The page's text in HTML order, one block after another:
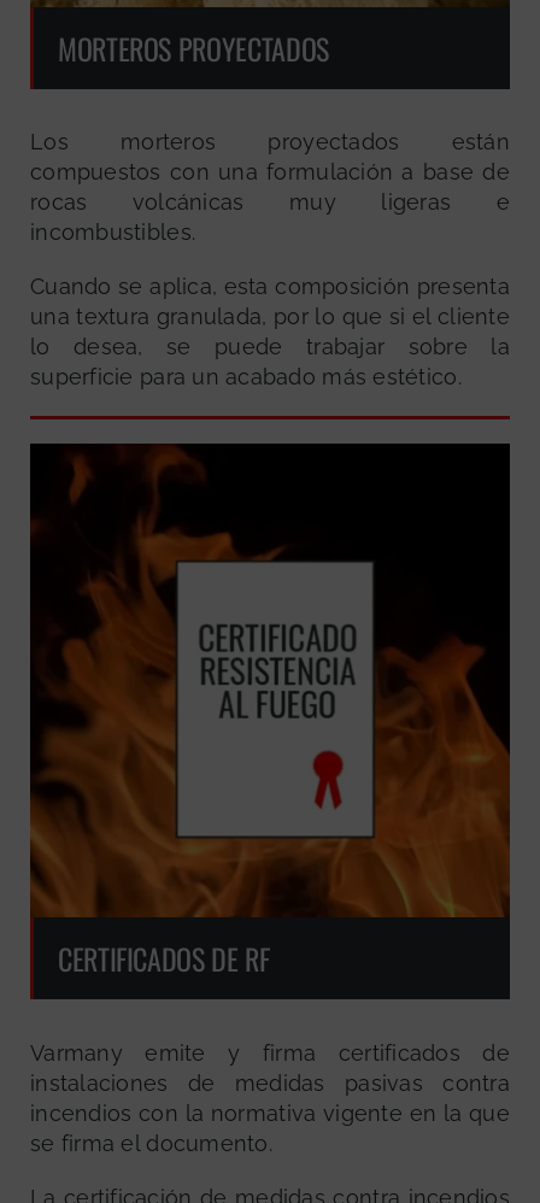
MORTEROS PROYECTADOS
Los morteros proyectados están
compuestos con una formulación a base de
rocas volcánicas muy ligeras e
incombustibles.
Cuando se aplica, esta composición presenta
una textura granulada, por lo que si el cliente
lo desea, se puede trabajar sobre la
superficie para un acabado más estético.
CERTIFICADOS DE RF
Varmany emite y firma certificados de
instalaciones de medidas pasivas contra
incendios con la normativa vigente en la que
se firma el documento.